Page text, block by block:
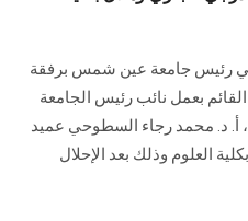
رئيس جامعة عين شمس برفقة
بعمل نائب رئيس الجامعة
أ. د. محمد رجاء السطوحي عميد
العلوم وذلك بعد الإحلال